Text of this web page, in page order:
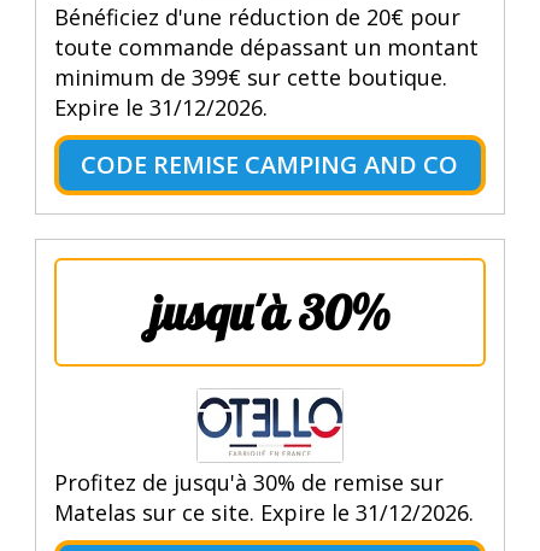
Bénéficiez d'une réduction de 20€ pour
toute commande dépassant un montant
minimum de 399€ sur cette boutique.
Expire le 31/12/2026.
CODE REMISE CAMPING AND CO
jusqu'à 30%
Profitez de jusqu'à 30% de remise sur
Matelas sur ce site. Expire le 31/12/2026.